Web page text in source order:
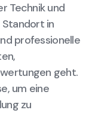
Technik und
in
professionelle
geht.
um eine
zu